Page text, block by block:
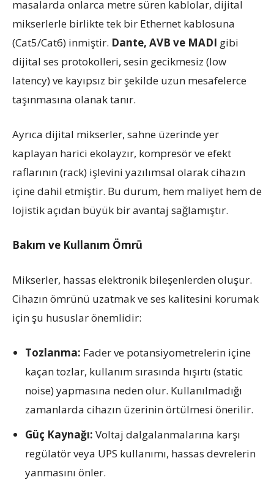
masalarda onlarca metre süren kablolar, dijital
mikserlerle birlikte tek bir Ethernet kablosuna
(Cat5/Cat6) inmiştir. Dante, AVB ve MADI gibi
dijital ses protokolleri, sesin gecikmesiz (low
latency) ve kayıpsız bir şekilde uzun mesafelerce
taşınmasına olanak tanır.
Ayrıca dijital mikserler, sahne üzerinde yer
kaplayan harici ekolayzır, kompresör ve efekt
raflarının (rack) işlevini yazılımsal olarak cihazın
içine dahil etmiştir. Bu durum, hem maliyet hem de
lojistik açıdan büyük bir avantaj sağlamıştır.
Bakım ve Kullanım Ömrü
Mikserler, hassas elektronik bileşenlerden oluşur.
Cihazın ömrünü uzatmak ve ses kalitesini korumak
için şu hususlar önemlidir:
Tozlanma: Fader ve potansiyometrelerin içine
kaçan tozlar, kullanım sırasında hışırtı (static
noise) yapmasına neden olur. Kullanılmadığı
zamanlarda cihazın üzerinin örtülmesi önerilir.
Güç Kaynağı: Voltaj dalgalanmalarına karşı
regülatör veya UPS kullanımı, hassas devrelerin
yanmasını önler.